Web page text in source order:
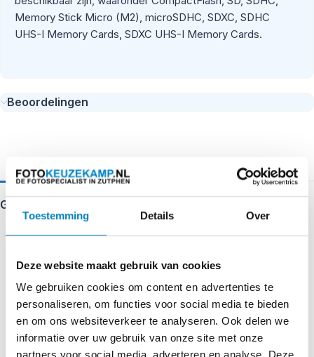
Toestemming Details Over
Deze website maakt gebruik van cookies
We gebruiken cookies om content en advertenties te
personaliseren, om functies voor social media te bieden
en om ons websiteverkeer te analyseren. Ook delen we
informatie over uw gebruik van onze site met onze
Memory Stick Micro (M2), microSDHC, SDXC, SDHC
UHS-I Memory Cards, SDXC UHS-I Memory Cards.
Beoordelingen
Gerelateerde producten